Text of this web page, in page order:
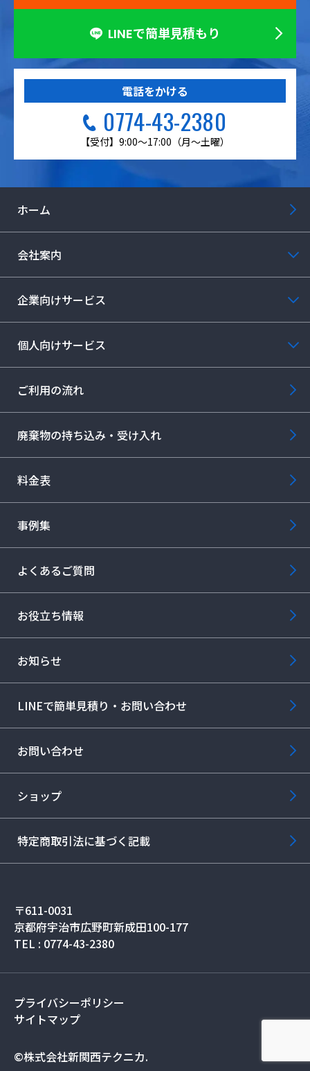
LINEで簡単見積もり
電話をかける
0774-43-2380
【受付】9:00～17:00（月～土曜）
ホーム
会社案内
企業向けサービス
個人向けサービス
ご利用の流れ
廃棄物の持ち込み・受け入れ
料金表
事例集
よくあるご質問
お役立ち情報
お知らせ
LINEで簡単見積り・お問い合わせ
お問い合わせ
ショップ
特定商取引法に基づく記載
〒611-0031
京都府宇治市広野町新成田100-177
TEL : 0774-43-2380
プライバシーポリシー
サイトマップ
©株式会社新関西テクニカ.